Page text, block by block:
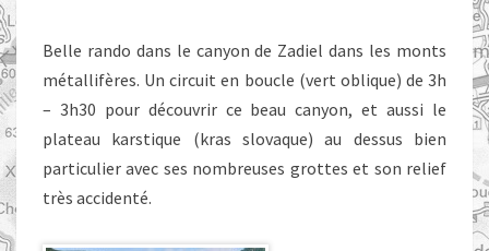
Belle rando dans le canyon de Zadiel dans les monts
métallifères. Un circuit en boucle (vert oblique) de 3h
– 3h30 pour découvrir ce beau canyon, et aussi le
plateau karstique (kras slovaque) au dessus bien
particulier avec ses nombreuses grottes et son relief
très accidenté.